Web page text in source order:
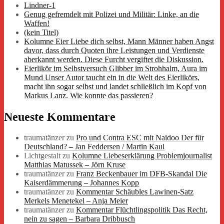
Lindner-1
Genug gefremdelt mit Polizei und Militär: Linke, an die
Waffen!
(kein Titel)
Kolumne Eier Liebe dich selbst, Mann Männer haben Angst
davor, dass durch Quoten ihre Leistungen und Verdienste
aberkannt werden. Diese Furcht vergiftet die Diskussion.
Eierlikör im Selbstversuch Glibber im Strohhalm, Aura im
Mund Unser Autor taucht ein in die Welt des Eierlikörs,
macht ihn sogar selbst und landet schließlich im Kopf von
Markus Lanz. Wie konnte das passieren?
Neueste Kommentare
traumatänzerzu Pro und Contra ESC mit Naidoo Der für
Deutschland? – Jan Feddersen / Martin Kaul
Lichtgestaltzu Kolumne Liebeserklärung Problemjournalist
Matthias Matussek – Jörn Kruse
traumatänzerzu Franz Beckenbauer im DFB-Skandal Die
Kaiserdämmerung – Johannes Kopp
traumatänzerzu Kommentar Schäubles Lawinen-Satz
Merkels Menetekel – Anja Meier
traumatänzerzu Kommentar Flüchtlingspolitik Das Recht,
nein zu sagen – Barbara Dribbusch